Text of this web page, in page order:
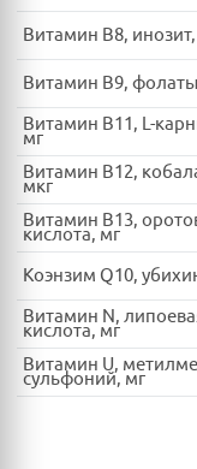
Витамин B8,
Витамин B9,
Витамин B11, L-
мг
Витамин B12,
мкг
Витамин B13,
кислота, мг
Коэнзим Q10,
Витамин N,
кислота, мг
Витамин U,
сульфоний, мг